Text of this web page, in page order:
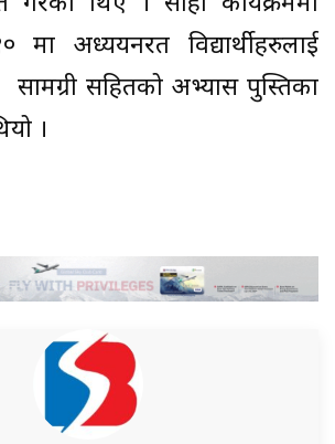
अध्ययनरत विद्यार्थीहरुलाई
सामग्री सहितको अभ्यास पुस्तिका
।